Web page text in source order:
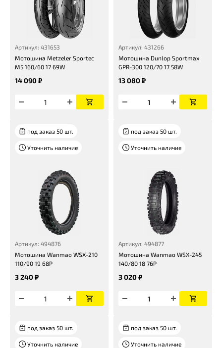
Артикул: 431653
Мотошина Metzeler Sportec
M5 160/60 17 69W
14 090 ₽
Артикул: 431266
Мотошина Dunlop Sportmax
GPR-300 120/70 17 58W
13 080 ₽
под заказ 50 шт.
Уточнить наличие
Артикул: 494876
Мотошина Wanmao WSX-210
110/90 19 68P
3 240 ₽
под заказ 50 шт.
Уточнить наличие
Артикул: 494877
Мотошина Wanmao WSX-245
140/80 18 76P
3 020 ₽
под заказ 50 шт.
Уточнить наличие
под заказ 50 шт.
Уточнить наличие